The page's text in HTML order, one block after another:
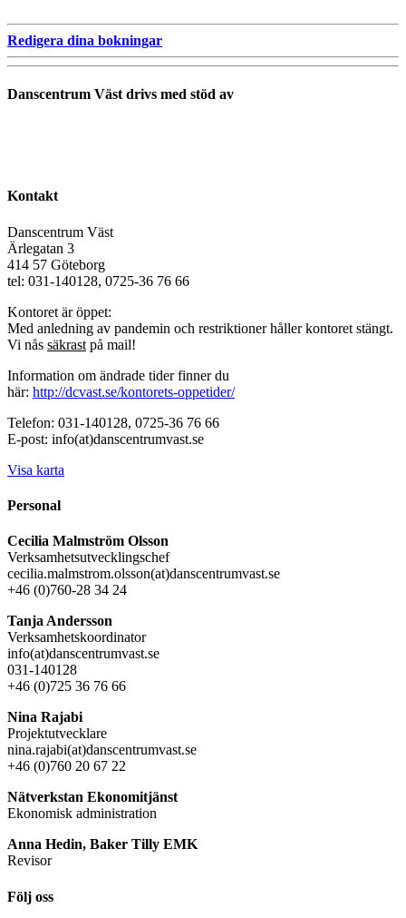
Redigera dina bokningar
Danscentrum Väst drivs med stöd av
Kontakt
Danscentrum Väst
Ärlegatan 3
414 57 Göteborg
tel: 031-140128, 0725-36 76 66
Kontoret är öppet:
Med anledning av pandemin och restriktioner håller kontoret stängt.
Vi nås säkrast på mail!
Information om ändrade tider finner du
här: http://dcvast.se/kontorets-oppetider/
Telefon: 031-140128, 0725-36 76 66
E-post: info(at)danscentrumvast.se
Visa karta
Personal
Cecilia Malmström Olsson
Verksamhetsutvecklingschef
cecilia.malmstrom.olsson(at)danscentrumvast.se
+46 (0)760-28 34 24
Tanja Andersson
Verksamhetskoordinator
info(at)danscentrumvast.se
031-140128
+46 (0)725 36 76 66
Nina Rajabi
Projektutvecklare
nina.rajabi(at)danscentrumvast.se
+46 (0)760 20 67 22
Nätverkstan Ekonomitjänst
Ekonomisk administration
Anna Hedin, Baker Tilly EMK
Revisor
Följ oss